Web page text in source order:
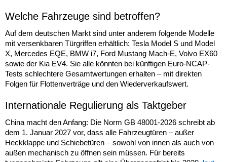
Welche Fahrzeuge sind betroffen?
Auf dem deutschen Markt sind unter anderem folgende Modelle
mit versenkbaren Türgriffen erhältlich: Tesla Model S und Model
X, Mercedes EQE, BMW i7, Ford Mustang Mach-E, Volvo EX60
sowie der Kia EV4. Sie alle könnten bei künftigen Euro-NCAP-
Tests schlechtere Gesamtwertungen erhalten – mit direkten
Folgen für Flottenverträge und den Wiederverkaufswert.
Internationale Regulierung als Taktgeber
China macht den Anfang: Die Norm GB 48001-2026 schreibt ab
dem 1. Januar 2027 vor, dass alle Fahrzeugtüren – außer
Heckklappe und Schiebetüren – sowohl von innen als auch von
außen mechanisch zu öffnen sein müssen. Für bereits